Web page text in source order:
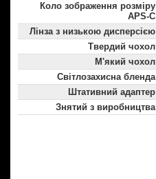
Коло зображення розміру
APS-C
Лінза з низькою дисперсією
Твердий чохол
М'який чохол
Світлозахисна бленда
Штативний адаптер
Знятий з виробництва